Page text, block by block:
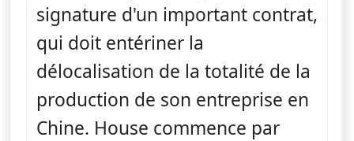
signature d'un important contrat,
qui doit entériner la
délocalisation de la totalité de la
production de son entreprise en
Chine. House commence par